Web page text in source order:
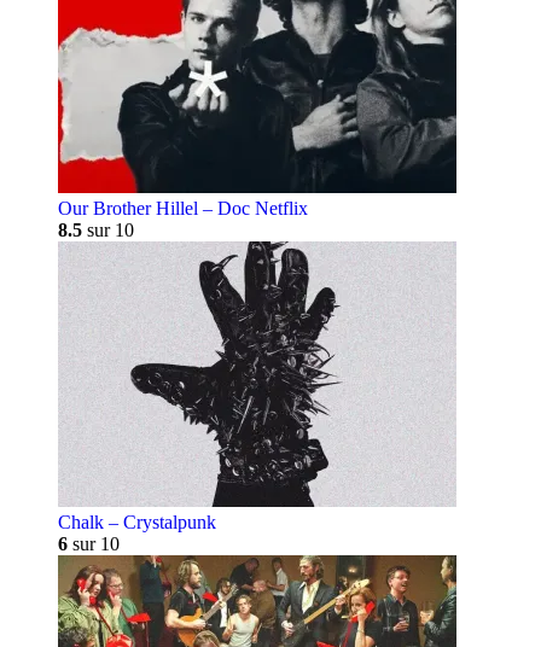
Our Brother Hillel – Doc Netflix
8.5 sur 10
Chalk – Crystalpunk
6 sur 10